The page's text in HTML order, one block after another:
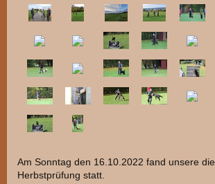
Am Sonntag den 16.10.2022 fand unsere
Herbstprüfung statt.